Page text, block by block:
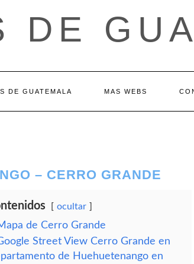
DE
DE GUATEMALA MAS WEBS
– CERRO GRANDE
ocultar
de Cerro Grande
Street View Cerro Grande en
de Huehuetenango en